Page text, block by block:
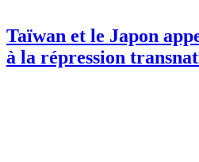
Taïwan et le Japon
à la répression